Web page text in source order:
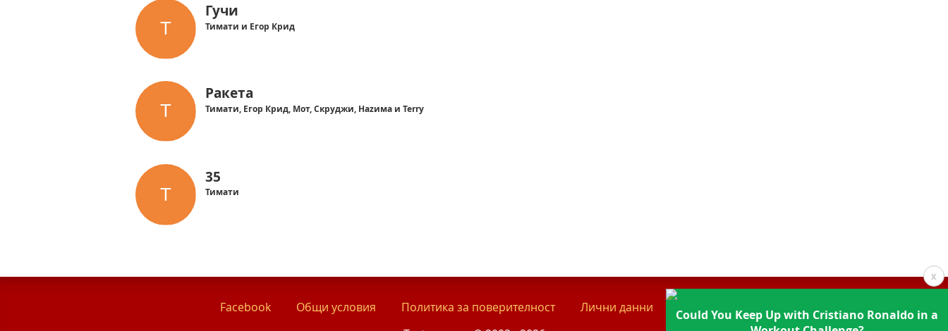
Гучи
Тимати и Егор Крид
Ракета
Тимати, Егор Крид, Мот, Скруджи, Наzима и Terry
35
Тимати
x
Could You Keep Up with Cristiano Ronaldo in a
Facebook Общи условия Политика за поверителност Лични данни
Контакти